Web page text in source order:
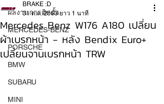
ผลงานการติดตั้ง
MERCEDES-BENZ
PORSCHE
BMW
SUBARU
MINI
Mercedes Benz W176 A180 เปลี่ยน
ผ้าเบรกหน้า - หลัง Bendix Euro+
เปลี่ยนจานเบรกหน้า TRW
BRAKE :D
31 ต.ค. 2563 ยาว 1 นาที